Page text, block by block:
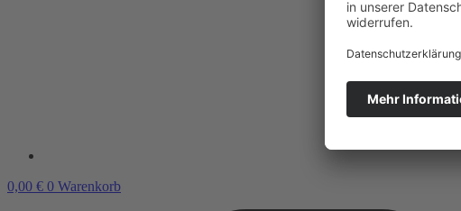
0,00 € 0 Warenkorb